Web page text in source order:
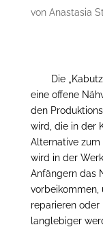
von Anastasia
Die
eine offene
den
wird, die in der
Alternative zum
wird in der
Anfängern das
vorbeikommen,
reparieren
langlebiger